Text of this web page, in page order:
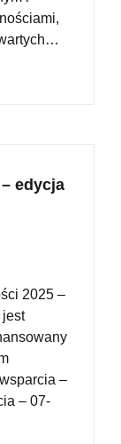
edycja
2025 –
jest
–
– 07-